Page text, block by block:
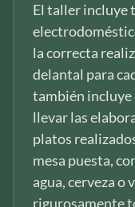
El taller incluye
la correcta
delantal para
también incluye
llevar las
platos
mesa puesta,
agua, cerveza o
rigurosamente